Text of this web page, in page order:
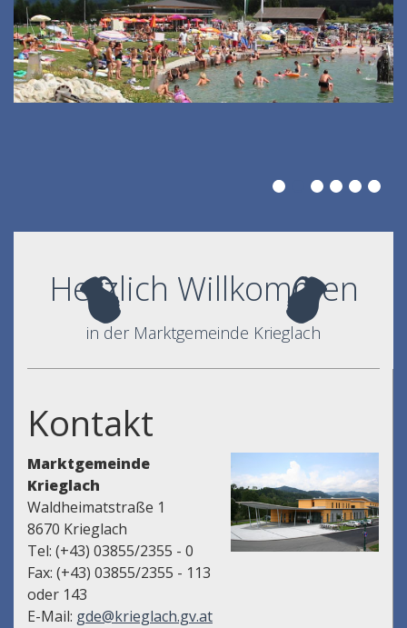
Herzlich Willkommen
in der Marktgemeinde Krieglach
Kontakt
Marktgemeinde
Krieglach
Waldheimatstraße 1
8670 Krieglach
Tel: (+43) 03855/2355 - 0
Fax: (+43) 03855/2355 - 113
oder 143
E-Mail: gde@krieglach.gv.at